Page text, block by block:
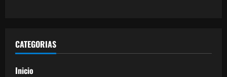
CATEGORIAS
Inicio